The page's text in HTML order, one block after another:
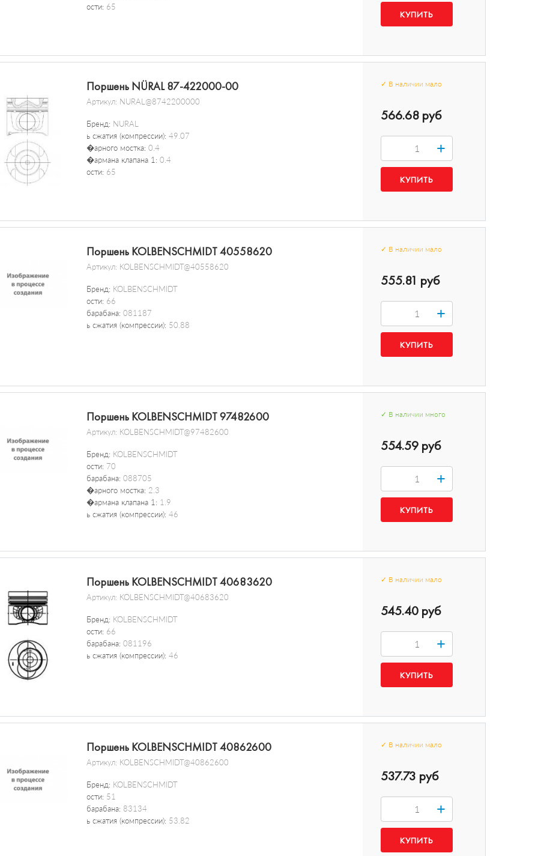
ости: 65
Поршень NÜRAL 87-422000-00
Артикул: NURAL@8742200000
Бренд: NURAL
ь сжатия (компрессии): 49.07
�арного мостка: 0.4
�армана клапана 1: 0.4
ости: 65
✓ В наличии мало
566.68 руб
+
Поршень KOLBENSCHMIDT 40558620
Артикул: KOLBENSCHMIDT@40558620
Бренд: KOLBENSCHMIDT
ости: 66
барабана: 081187
ь сжатия (компрессии): 50.88
✓ В наличии мало
555.81 руб
+
Поршень KOLBENSCHMIDT 97482600
Артикул: KOLBENSCHMIDT@97482600
Бренд: KOLBENSCHMIDT
ости: 70
барабана: 088705
�арного мостка: 2.3
�армана клапана 1: 1.9
ь сжатия (компрессии): 46
✓ В наличии много
554.59 руб
+
Поршень KOLBENSCHMIDT 40683620
Артикул: KOLBENSCHMIDT@40683620
Бренд: KOLBENSCHMIDT
ости: 66
барабана: 081196
ь сжатия (компрессии): 46
✓ В наличии мало
545.40 руб
+
Поршень KOLBENSCHMIDT 40862600
Артикул: KOLBENSCHMIDT@40862600
Бренд: KOLBENSCHMIDT
ости: 51
барабана: 83134
ь сжатия (компрессии): 53.82
✓ В наличии мало
537.73 руб
+